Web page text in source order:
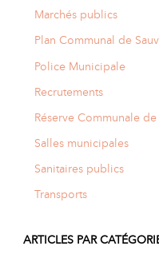
Marchés publics
Plan Communal de
Police Municipale
Recrutements
Réserve Communale
Salles municipales
Sanitaires publics
Transports
ARTICLES PAR